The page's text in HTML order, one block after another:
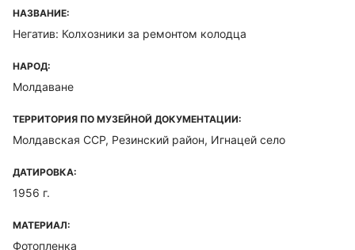
НАЗВАНИЕ:
Негатив: Колхозники за ремонтом колодца
НАРОД:
Молдаване
ТЕРРИТОРИЯ ПО МУЗЕЙНОЙ ДОКУМЕНТАЦИИ:
Молдавская ССР, Резинский район, Игнацей село
ДАТИРОВКА:
1956 г.
МАТЕРИАЛ:
Фотопленка